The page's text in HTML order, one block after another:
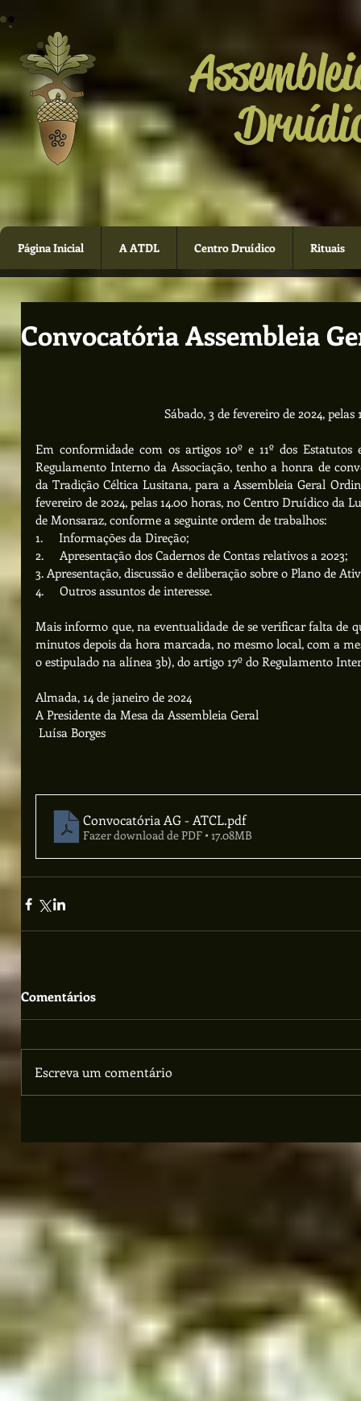
Página Inicial A ATDL Centro Druídico Rituais
Convocatória Assembleia
Sábado, 3 de fevereiro de 2024, pelas
Em conformidade com os artigos 10º e 11º dos Estatutos
Regulamento Interno da Associação, tenho a honra de
da Tradição Céltica Lusitana, para a Assembleia Geral
fevereiro de 2024, pelas 14.00 horas, no Centro Druídico da
de Monsaraz, conforme a seguinte ordem de trabalhos:
1.     Informações da Direção;
2.     Apresentação dos Cadernos de Contas relativos a 2023;
3. Apresentação, discussão e deliberação sobre o Plano de
4.     Outros assuntos de interesse.
Mais informo que, na eventualidade de se verificar falta de
minutos depois da hora marcada, no mesmo local, com a
o estipulado na alínea 3b), do artigo 17º do Regulamento
Almada, 14 de janeiro de 2024
A Presidente da Mesa da Assembleia Geral
Luísa Borges
Convocatória AG - ATCL.pdf
Fazer download de PDF • 17.08MB
Comentários
Escreva um comentário